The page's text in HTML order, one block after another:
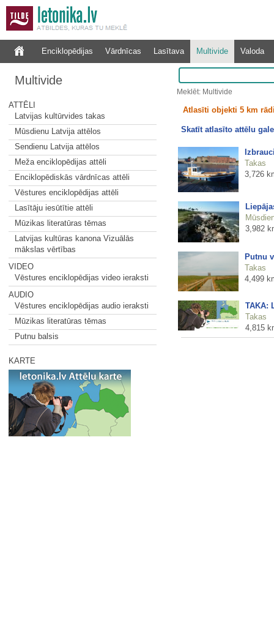
Enciklopēdijas Vārdnīcas Lasītava Multivide Valoda
Multivide
ATTĒLI
Latvijas kultūrvides takas
Mūsdienu Latvija attēlos
Sendienu Latvija attēlos
Meža enciklopēdijas attēli
Enciklopēdiskās vārdnīcas attēli
Vēstures enciklopēdijas attēli
Lasītāju iesūtītie attēli
Mūzikas literatūras tēmas
Latvijas kultūras kanona Vizuālās
mākslas vērtības
VIDEO
Vēstures enciklopēdijas video ieraksti
AUDIO
Vēstures enciklopēdijas audio ieraksti
Mūzikas literatūras tēmas
Putnu balsis
KARTE
Meklēt: Multivide
Atlasīti objekti 5 km
Skatīt atlasīto attēlu
Takas
3,726
3,982
Putnu
Takas
4,499
TAKA:
Takas
4,815